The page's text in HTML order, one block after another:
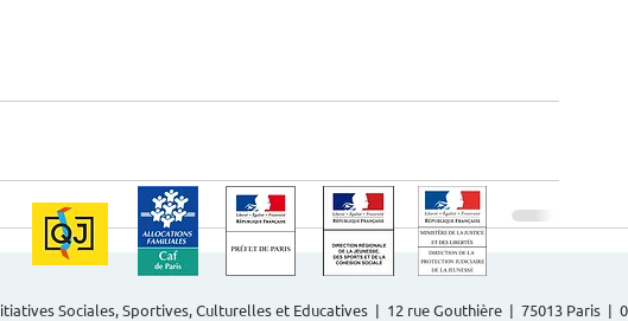
Sociales, Sportives, Culturelles et Educatives | 12 rue Gouthière | 75013 Paris |